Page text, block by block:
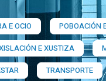
E OCIO POBOACIÓN
E XUSTIZA
TRANSPORTE